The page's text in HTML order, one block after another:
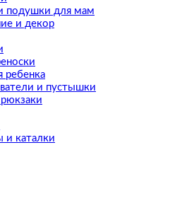
подушки для мам
и декор
ребенка
и пустышки
и каталки